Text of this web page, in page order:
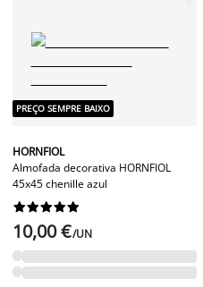
PREÇO SEMPRE BAIXO
HORNFIOL
Almofada decorativa HORNFIOL
45x45 chenille azul






10,00 €/UN